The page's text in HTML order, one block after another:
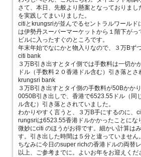
さて、本日、先般より懸案となっておりま
を実践してまいりました。
citiとkrungsriが並んでるセントラルワールド
は伊勢丹スーパーマーケットから１階下が
ビルに入ったすぐのところです。
年末年始でなにかと物入りなので、３万Bず
citi bank
３万B引き出すとタイ側では手数料は一切か
ドル（手数料２０香港ドル含む）引き落とさ
krungsri bank
３万B引き出すとタイ側の手数料が50Bかか
0050B引き出しで、香港で6523.55ドル（同
ル含む）引き落とされていました。
わかりやすく言うと、３万B手にするのに、
rungsriは6523.55香港ドルかかったことにな
微妙にciti のほうがお得です。細かい計算は
す。引き出した時間は５分と違っていません。
ちなみに今日のsuper richの香港ドルの両替
以上、ご参考までに。よいお年をお迎えくだ